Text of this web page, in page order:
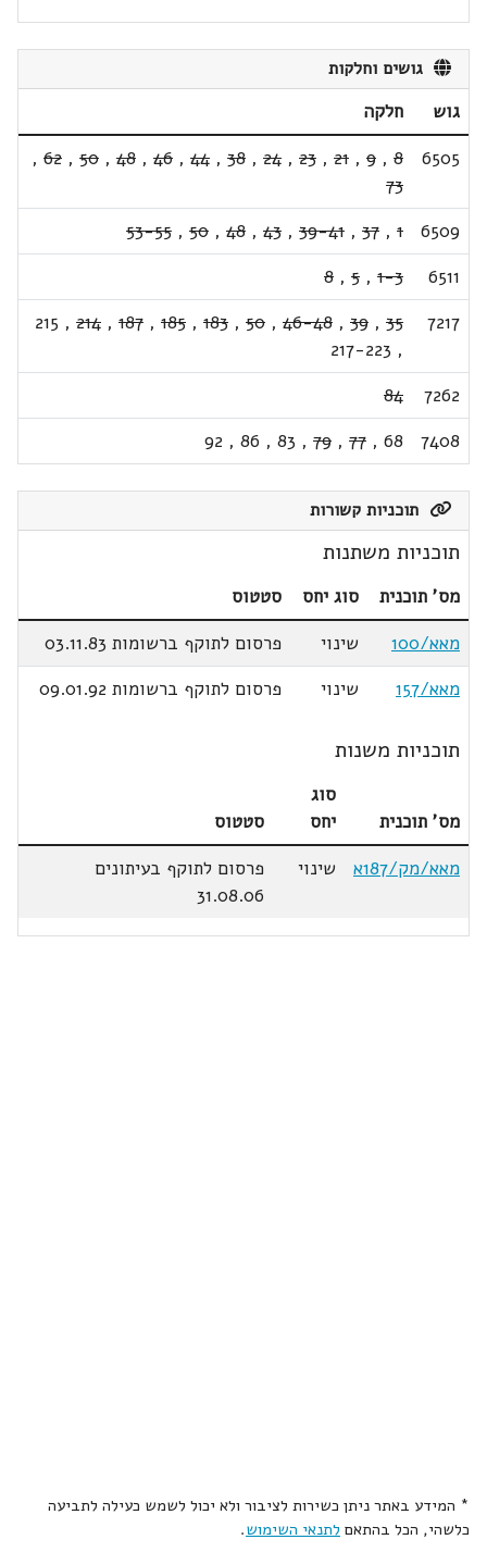
גושים וחלקות
גוש
חלקה
6505
8
,
9
,
21
,
23
,
24
,
38
,
44
,
46
,
48
,
50
,
62
,
73
6509
1
,
37
,
39-41
,
43
,
48
,
50
,
53-55
6511
1-3
,
5
,
8
7217
35
,
39
,
46-48
,
50
,
183
,
185
,
187
,
214
,
215
,
217-223
7262
84
7408
68
,
77
,
79
,
83
,
86
,
92
תוכניות קשורות
תוכניות משתנות
מס' תוכנית סוג יחס
סטטוס
מאא/100
שינוי
פרסום לתוקף ברשומות 03.11.83
מאא/157
שינוי פרסום לתוקף ברשומות 09.01.92
תוכניות משנות
מס' תוכנית
סוג
יחס
סטטוס
מאא/מק/187א
שינוי
פרסום לתוקף בעיתונים
31.08.06
* המידע באתר ניתן כשירות לציבור ולא יכול לשמש כעילה לתביעה
כלשהי, הכל בהתאם לתנאי השימוש.